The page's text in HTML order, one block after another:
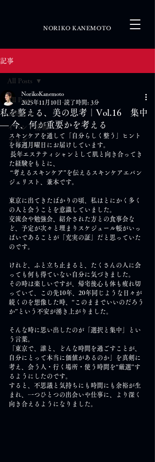
NORIKO KANEMOTO
記事
All Posts
お知らせ
イベント情報
ブログ
All Posts
私を整える、美の思考｜Vol.16 集中
― 今、何が重要かを考える
NorikoKanemoto
2025年11月10日 読了時間: 3分
スキンケアを通して「自分らしく整う」ヒント
を毎週月曜日にお届けしています。
長年エステティシャンとして肌と向き合ってき
た経験をもとに、
“考えるスキンケア”を伝えるスキンケアエバン
ジェリスト、兼本です。
東京に出てきたばかりの頃、私はとにかく多く
の人と会うことを意識していました。
交流会や勉強会、紹介された方との食事会な
ど、予定が次々と埋まりスケジュール帳がいっ
ぱいであることが「充実の証」だと思っていた
のです。
けれど、ふと立ち止まると、たくさんの人に会
っても何も得ていない自分に気づきました。
その時は楽しいですが、帰宅後心も体も疲れ切
っていて、この先10年、20年同じような日々が
続くのを想像した時、“このままでいいのだろう
か”という不安が湧き上がりました。
そんな時に思い出したのが「選択と集中」とい
う言葉。
「東京で、誰と、どんな時間を過ごすことが、
自分にとって本当に価値があるのか」を真剣に
考え、会う人・行く場所・使う時間を“厳選”す
るようにしたのです。
すると、不思議と気持ちにも時間にも余裕が生
まれ、一つひとつの出会いや仕事に、より深く
向き合えるようになりました。